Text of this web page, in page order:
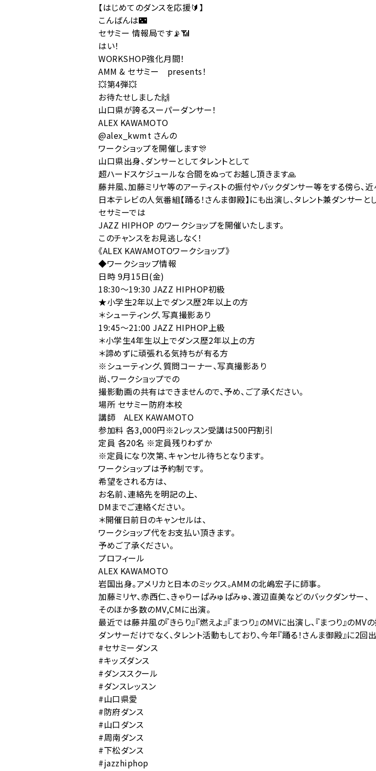
【はじめてのダンスを応援🔰】
こんばんは🌃
セサミー 情報局です📡📶
はい！
WORKSHOP強化月間！
AMM & セサミー presents！
💥第4弾💥
お待たせしました🙌
山口県が誇るスーパーダンサー！
ALEX KAWAMOTO
@alex_kwmt さんの
ワークショップを開催します🎊
山口県出身、ダンサーとしてタレントとして
超ハードスケジュールな合間をぬってお越し頂きます🙏
藤井風、加藤ミリヤ等のアーティストの振付やバックダンサー等をする傍ら、近
日本テレビの人気番組【踊る！さんま御殿】にも出演し、タレント兼ダンサー
セサミーでは
JAZZ HIPHOP のワークショップを開催いたします。
このチャンスをお見逃しなく！
《ALEX KAWAMOTOワークショップ》
◆ワークショップ情報
日時 9月15日(金)
18:30〜19:30 JAZZ HIPHOP初級
★小学生2年以上でダンス歴2年以上の方
＊シューティング、写真撮影あり
19:45〜21:00 JAZZ HIPHOP上級
＊小学生4年生以上でダンス歴2年以上の方
＊諦めずに頑張れる気持ちが有る方
※シューティング、質問コーナー、写真撮影あり
尚、ワークショップでの
撮影動画の共有はできませんので、予め、ご了承ください。
場所 セサミー防府本校
講師 ALEX KAWAMOTO
参加料 各3,000円※2レッスン受講は500円割引
定員 各20名 ※定員残りわずか
※定員になり次第、キャンセル待ちとなります。
ワークショップは予約制です。
希望をされる方は、
お名前、連絡先を明記の上、
DMまでご連絡ください。
＊開催日前日のキャンセルは、
ワークショップ代をお支払い頂きます。
予めご了承ください。
プロフィール
ALEX KAWAMOTO
岩国出身。アメリカと日本のミックス。AMMの北嶋宏子に師事。
加藤ミリヤ、赤西仁、きゃりーぱみゅぱみゅ、渡辺直美などのバックダンサー、
そのほか多数のMV,CMに出演。
最近では藤井風の『きらり』『燃えよ』『まつり』のMVに出演し、『まつり』のMV
ダンサーだけでなく、タレント活動もしており、今年『踊る！さんま御殿』に2回出
#セサミーダンス
#キッズダンス
#ダンススクール
#ダンスレッスン
#山口県愛
#防府ダンス
#山口ダンス
#周南ダンス
#下松ダンス
#jazzhiphop